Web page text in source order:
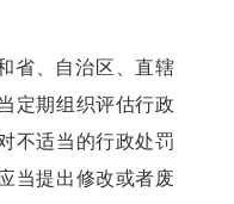
省、自治区、直辖
定期组织评估行政
不适当的行政处罚
当提出修改或者废